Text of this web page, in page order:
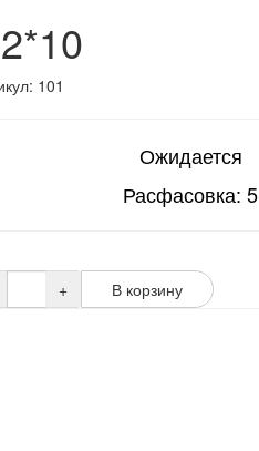
101
Ожидается
Расфасовка: 5
+ В корзину